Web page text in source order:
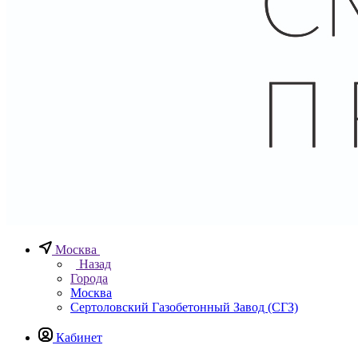
Москва
Назад
Города
Москва
Сертоловский Газобетонный Завод (СГЗ)
Кабинет